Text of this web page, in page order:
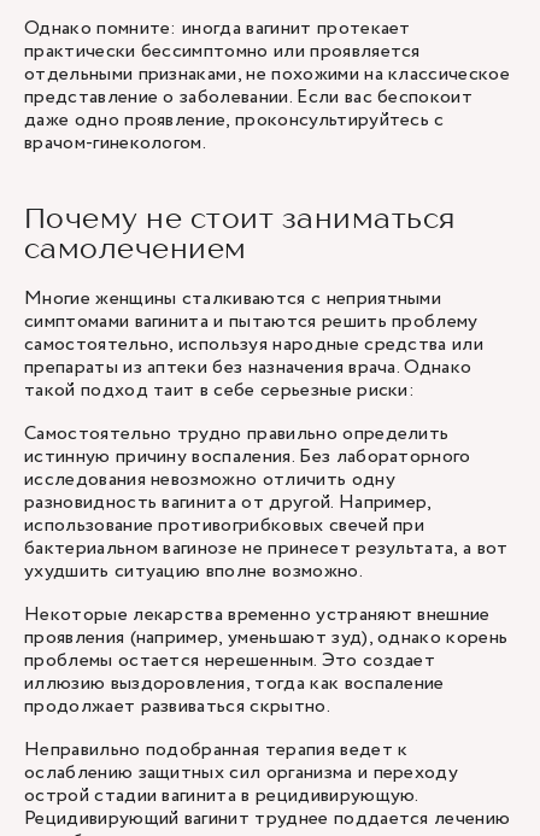
Однако помните: иногда вагинит протекает
практически бессимптомно или проявляется
отдельными признаками, не похожими на классическое
представление о заболевании. Если вас беспокоит
даже одно проявление, проконсультируйтесь с
врачом-гинекологом.
Почему не стоит заниматься
самолечением
Многие женщины сталкиваются с неприятными
симптомами вагинита и пытаются решить проблему
самостоятельно, используя народные средства или
препараты из аптеки без назначения врача. Однако
такой подход таит в себе серьезные риски:
Самостоятельно трудно правильно определить
истинную причину воспаления. Без лабораторного
исследования невозможно отличить одну
разновидность вагинита от другой. Например,
использование противогрибковых свечей при
бактериальном вагинозе не принесет результата, а вот
ухудшить ситуацию вполне возможно.
Некоторые лекарства временно устраняют внешние
проявления (например, уменьшают зуд), однако корень
проблемы остается нерешенным. Это создает
иллюзию выздоровления, тогда как воспаление
продолжает развиваться скрытно.
Неправильно подобранная терапия ведет к
ослаблению защитных сил организма и переходу
острой стадии вагинита в рецидивирующую.
Рецидивирующий вагинит труднее поддается лечению